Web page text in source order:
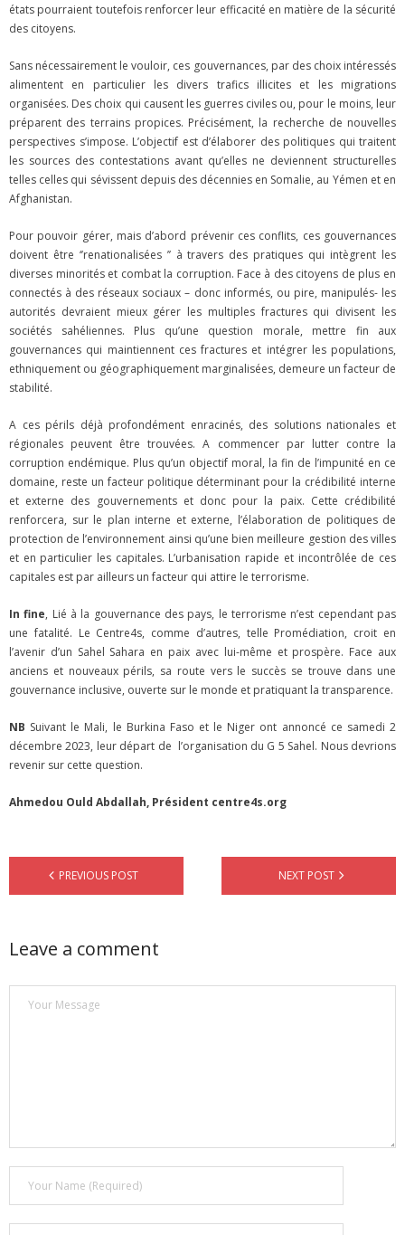
états pourraient toutefois renforcer leur efficacité en matière de la sécurité
des citoyens.
Sans nécessairement le vouloir, ces gouvernances, par des choix intéressés
alimentent en particulier les divers trafics illicites et les migrations
organisées. Des choix qui causent les guerres civiles ou, pour le moins, leur
préparent des terrains propices. Précisément, la recherche de nouvelles
perspectives s’impose. L’objectif est d’élaborer des politiques qui traitent
les sources des contestations avant qu’elles ne deviennent structurelles
telles celles qui sévissent depuis des décennies en Somalie, au Yémen et en
Afghanistan.
Pour pouvoir gérer, mais d’abord prévenir ces conflits, ces gouvernances
doivent être ‘’renationalisées ’’ à travers des pratiques qui intègrent les
diverses minorités et combat la corruption. Face à des citoyens de plus en
connectés à des réseaux sociaux – donc informés, ou pire, manipulés- les
autorités devraient mieux gérer les multiples fractures qui divisent les
sociétés sahéliennes. Plus qu’une question morale, mettre fin aux
gouvernances qui maintiennent ces fractures et intégrer les populations,
ethniquement ou géographiquement marginalisées, demeure un facteur de
stabilité.
A ces périls déjà profondément enracinés, des solutions nationales et
régionales peuvent être trouvées. A commencer par lutter contre la
corruption endémique. Plus qu’un objectif moral, la fin de l’impunité en ce
domaine, reste un facteur politique déterminant pour la crédibilité interne
et externe des gouvernements et donc pour la paix. Cette crédibilité
renforcera, sur le plan interne et externe, l’élaboration de politiques de
protection de l’environnement ainsi qu’une bien meilleure gestion des villes
et en particulier les capitales. L’urbanisation rapide et incontrôlée de ces
capitales est par ailleurs un facteur qui attire le terrorisme.
In fine, Lié à la gouvernance des pays, le terrorisme n’est cependant pas
une fatalité. Le Centre4s, comme d’autres, telle Promédiation, croit en
l’avenir d’un Sahel Sahara en paix avec lui-même et prospère. Face aux
anciens et nouveaux périls, sa route vers le succès se trouve dans une
gouvernance inclusive, ouverte sur le monde et pratiquant la transparence.
NB Suivant le Mali, le Burkina Faso et le Niger ont annoncé ce samedi 2
décembre 2023, leur départ de l’organisation du G 5 Sahel. Nous devrions
revenir sur cette question.
Ahmedou Ould Abdallah, Président centre4s.org
PREVIOUS POST NEXT POST
Leave a comment